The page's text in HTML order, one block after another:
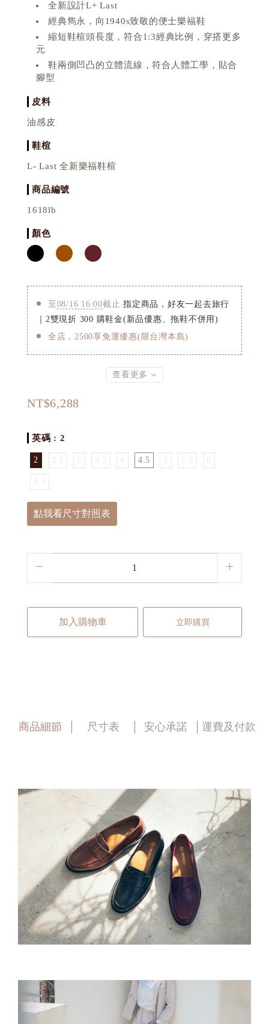
全新設計L+ Last
經典雋永，向1940s致敬的便士樂福鞋
縮短鞋楦頭長度，符合1:3經典比例，穿搭更多
元
鞋兩側凹凸的立體流線，符合人體工學，貼合
腳型
皮料
油感皮
鞋楦
L- Last 全新樂福鞋楦
商品編號
1618lb
顏色
至 08/16 16:00截止 指定商品，好友一起去旅行
｜2雙現折 300 購鞋金(新品優惠、拖鞋不併用)
全店，2500享免運優惠(限台灣本島)
查看更多
NT$6,288
尺寸 : 2
2 2.5 3 3.5 4 4.5 5 5.5 6
6.5
點我看尺寸對照表
加入購物車 立即購買
商品細節 尺寸表 安心承諾 運費及付款